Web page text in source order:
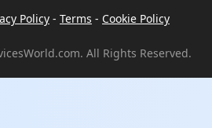
Policy - Terms - Cookie Policy
All Rights Reserved.